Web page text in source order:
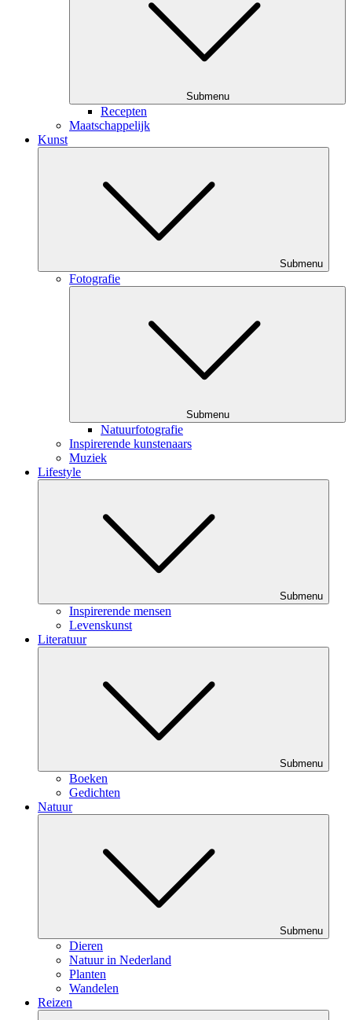
Submenu
Recepten
Maatschappelijk
Kunst
Submenu
Fotografie
Submenu
Natuurfotografie
Inspirerende kunstenaars
Muziek
Lifestyle
Submenu
Inspirerende mensen
Levenskunst
Literatuur
Submenu
Boeken
Gedichten
Natuur
Submenu
Dieren
Natuur in Nederland
Planten
Wandelen
Reizen